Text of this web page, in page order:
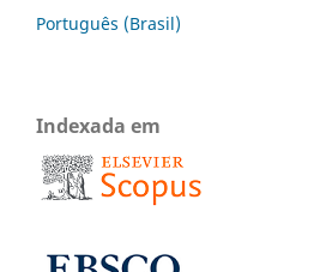
Português (Brasil)
Indexada em